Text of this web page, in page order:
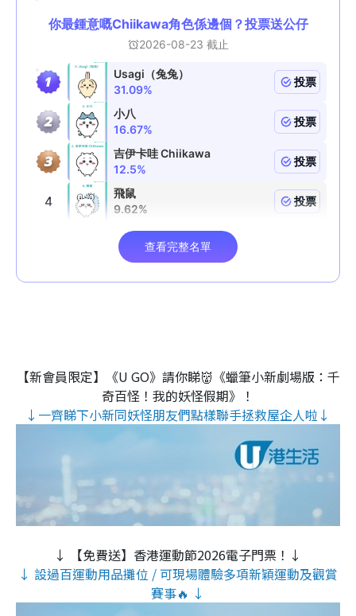
【新會員限定】《U GO》請你睇👹《蠟筆小新劇場版：千
奇百怪！我的妖怪假期》！
↓一齊睇下小新同妖怪朋友們點樣聯手拯救屋企人啦↓
↓ 【免費送】香港運動節2026電子門票！↓
↓ 設過百運動用品攤位 / 可現場體驗多項新穎運動及觀賞
賽事🔥 ↓